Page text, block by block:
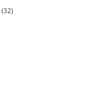
(32)